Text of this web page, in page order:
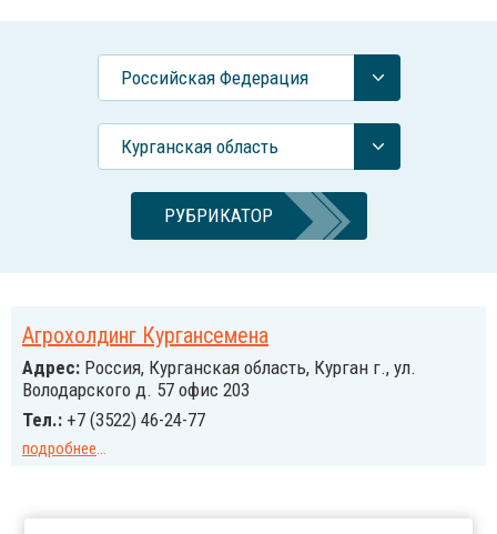
Российcкая Федерация
Курганская область
РУБРИКАТОР
Агрохолдинг Кургансемена
Адрес: Россия, Курганская область, Курган г., ул.
Володарского д. 57 офис 203
Тел.: +7 (3522) 46-24-77
подробнее...